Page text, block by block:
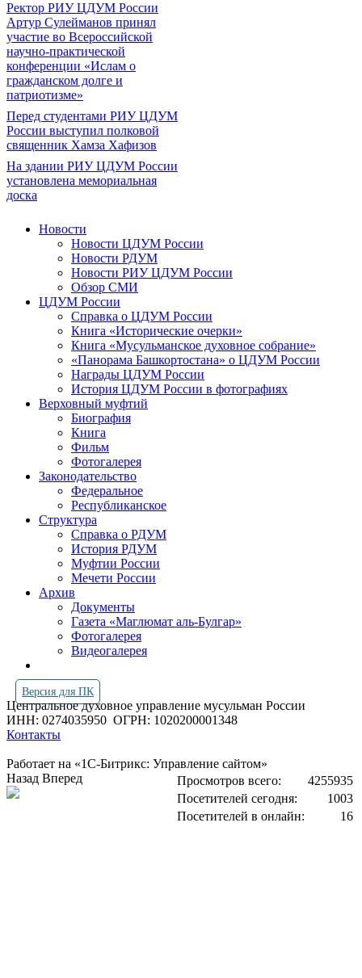
Ректор РИУ ЦДУМ России
Артур Сулейманов принял
участие во Всероссийской
научно-практической
конференции «Ислам о
гражданском долге и
патриотизме»
Перед студентами РИУ ЦДУМ
России выступил полковой
священник Хамза Хафизов
На здании РИУ ЦДУМ России
установлена мемориальная
доска
Новости
Новости ЦДУМ России
Новости РДУМ
Новости РИУ ЦДУМ России
Обзор СМИ
ЦДУМ России
Справка о ЦДУМ России
Книга «Исторические очерки»
Книга «Мусульманское духовное собрание»
«Панорама Башкортостана» о ЦДУМ России
Награды ЦДУМ России
История ЦДУМ России в фотографиях
Верховный муфтий
Биография
Книга
Фильм
Фотогалерея
Законодательство
Федеральное
Республиканское
Структура
Справка о РДУМ
История РДУМ
Муфтии России
Мечети России
Архив
Документы
Газета «Маглюмат аль-Булгар»
Фотогалерея
Видеогалерея
Версия для ПК
Центральное духовное управление мусульман России
ИНН: 0274035950 ОГРН: 1020200001348
Контакты
Работает на «1С-Битрикс: Управление сайтом»
Просмотров всего:
4255935
Посетителей сегодня:
1003
Посетителей в онлайн:
16
Назад Вперед